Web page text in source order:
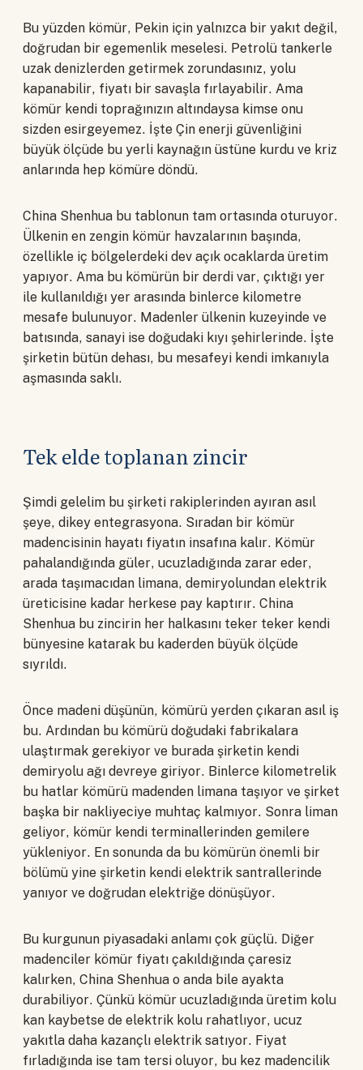
Bu yüzden kömür, Pekin için yalnızca bir yakıt değil,
doğrudan bir egemenlik meselesi. Petrolü tankerle
uzak denizlerden getirmek zorundasınız, yolu
kapanabilir, fiyatı bir savaşla fırlayabilir. Ama
kömür kendi toprağınızın altındaysa kimse onu
sizden esirgeyemez. İşte Çin enerji güvenliğini
büyük ölçüde bu yerli kaynağın üstüne kurdu ve kriz
anlarında hep kömüre döndü.
China Shenhua bu tablonun tam ortasında oturuyor.
Ülkenin en zengin kömür havzalarının başında,
özellikle iç bölgelerdeki dev açık ocaklarda üretim
yapıyor. Ama bu kömürün bir derdi var, çıktığı yer
ile kullanıldığı yer arasında binlerce kilometre
mesafe bulunuyor. Madenler ülkenin kuzeyinde ve
batısında, sanayi ise doğudaki kıyı şehirlerinde. İşte
şirketin bütün dehası, bu mesafeyi kendi imkanıyla
aşmasında saklı.
Tek elde toplanan zincir
Şimdi gelelim bu şirketi rakiplerinden ayıran asıl
şeye, dikey entegrasyona. Sıradan bir kömür
madencisinin hayatı fiyatın insafına kalır. Kömür
pahalandığında güler, ucuzladığında zarar eder,
arada taşımacıdan limana, demiryolundan elektrik
üreticisine kadar herkese pay kaptırır. China
Shenhua bu zincirin her halkasını teker teker kendi
bünyesine katarak bu kaderden büyük ölçüde
sıyrıldı.
Önce madeni düşünün, kömürü yerden çıkaran asıl iş
bu. Ardından bu kömürü doğudaki fabrikalara
ulaştırmak gerekiyor ve burada şirketin kendi
demiryolu ağı devreye giriyor. Binlerce kilometrelik
bu hatlar kömürü madenden limana taşıyor ve şirket
başka bir nakliyeciye muhtaç kalmıyor. Sonra liman
geliyor, kömür kendi terminallerinden gemilere
yükleniyor. En sonunda da bu kömürün önemli bir
bölümü yine şirketin kendi elektrik santrallerinde
yanıyor ve doğrudan elektriğe dönüşüyor.
Bu kurgunun piyasadaki anlamı çok güçlü. Diğer
madenciler kömür fiyatı çakıldığında çaresiz
kalırken, China Shenhua o anda bile ayakta
durabiliyor. Çünkü kömür ucuzladığında üretim kolu
kan kaybetse de elektrik kolu rahatlıyor, ucuz
yakıtla daha kazançlı elektrik satıyor. Fiyat
fırladığında ise tam tersi oluyor, bu kez madencilik